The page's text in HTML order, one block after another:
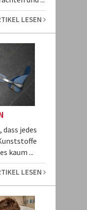
LESEN
jedes
kaum ...
LESEN